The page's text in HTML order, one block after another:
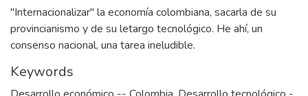
"Internacionalizar" la economía colombiana, sacarla de su
provincianismo y de su letargo tecnológico. He ahí, un
consenso nacional, una tarea ineludible.
Keywords